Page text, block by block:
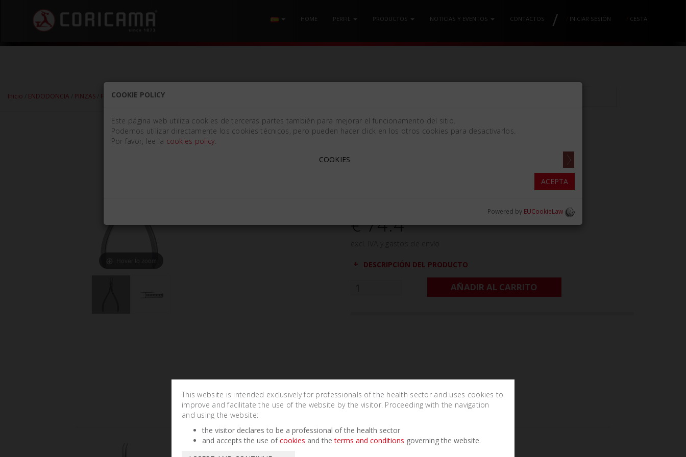
HOME PERFIL PRODUCTOS NOTICIAS Y EVENTOS CONTACTOS / / INICIAR SESIÓN CESTA
Inicio ENDODONCIA PINZAS FÓRCEPS PARA PINES/ FÓRCEPS PARA PINES RADICULARES ANGULADO
€ 74.4
DESCRIPCIÓN DEL PRODUCTO
AÑADIR AL CARRITO
This website is intended exclusively for professionals of the health sector and uses cookies to
improve and facilitate the use of the website by the visitor. Proceeding with the navigation
and using the website:
the visitor declares to be a professional of the health sector
and accepts the use ofcookies and theterms and conditions governing the website.
COOKIE POLICY
Este página web utiliza cookies de terceras partes también para mejorar el funcionamento del sitio.
Podemos utilizar directamente los cookies técnicos, pero pueden hacer click en los otros cookies para desactivarlos.
Por favor, lee la cookies policy.
COOKIES
ACEPTA
Powered by EUCookieLaw